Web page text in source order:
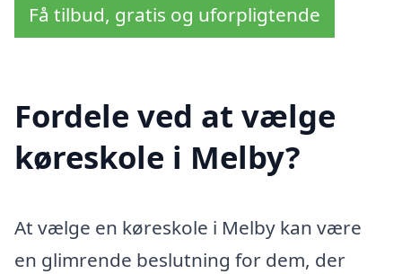
Få tilbud, gratis og uforpligtende
Fordele ved at vælge
køreskole i Melby?
At vælge en køreskole i Melby kan være
en glimrende beslutning for dem, der